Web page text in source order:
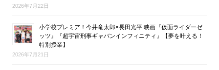
2026年7月22日
小学校プレミア！今井竜太郎×長田光平 映画『仮面ライダーゼ
ッツ』『超宇宙刑事ギャバンインフィニティ』【夢を叶える！
特別授業】
2026年7月21日